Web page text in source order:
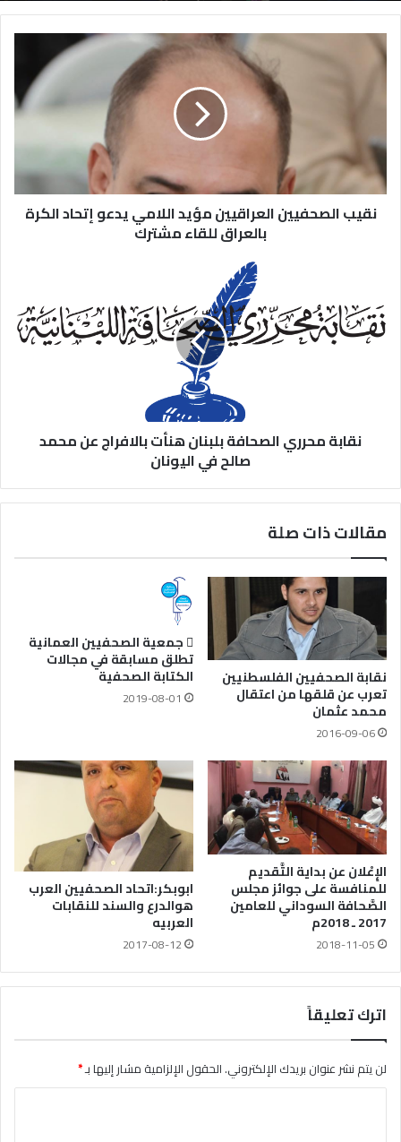
نقيب الصحفيين العراقيين مؤيد اللامي يدعو إتحاد الكرة
بالعراق للقاء مشترك
نقابة محرري الصحافة بلبنان هنأت بالافراج عن محمد
صالح في اليونان
مقالات ذات صلة
نقابة الصحفيين الفلسطنيين
تعرب عن قلقها من اعتقال
محمد عثمان
2016-09-06
 جمعية الصحفيين العمانية
تطلق مسابقة في مجالات
الكتابة الصحفية
2019-08-01
الإِعْلان عن بداية التَّقديم
للمنافسة على جوائز مجلس
الصَّحافة السوداني للعامين
2017 ـ 2018م
2018-11-05
ابوبكر:اتحاد الصحفيين العرب
هوالدرع والسند للنقابات
العربيه
2017-08-12
اترك تعليقاً
لن يتم نشر عنوان بريدك الإلكتروني.الحقول الإلزامية مشار إليها بـ*